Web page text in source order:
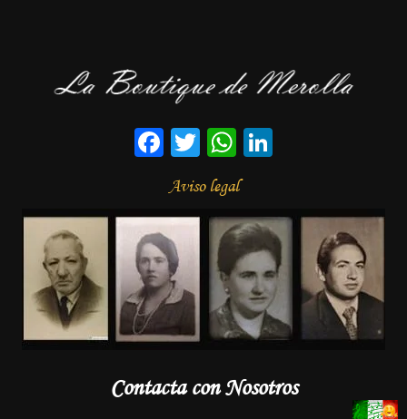
Facebook
TwitterWhatsApp
Aviso legal
Contacta con Nosotros